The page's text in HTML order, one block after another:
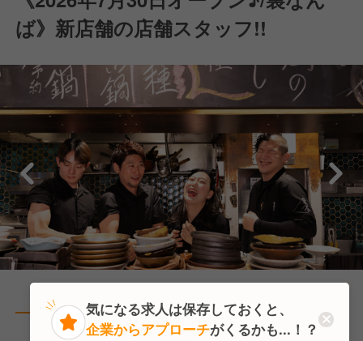
ば》新店舗の店舗スタッフ!!
直近2人がこの求人を検討中
気になる求人は保存しておくと、
企業からアプローチがくるかも...！？